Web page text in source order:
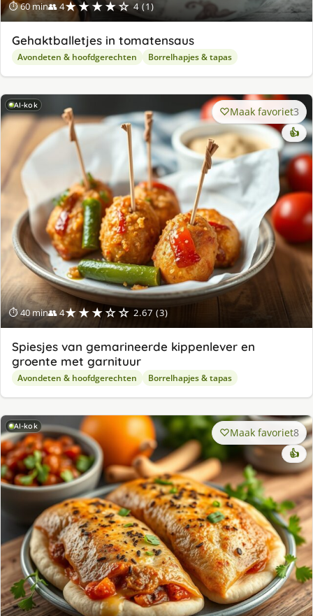
⏱ 60 min👥 4★★★★☆ 4 (1)
Gehaktballetjes in tomatensaus
Avondeten & hoofdgerechten Borrelhapjes & tapas
AI-kok
⏱ 40 min👥 4★★★☆☆ 2.67 (3)
Maak favoriet3
👍
Spiesjes van gemarineerde kippenlever en
groente met garnituur
Avondeten & hoofdgerechten Borrelhapjes & tapas
AI-kok Maak favoriet8
👍